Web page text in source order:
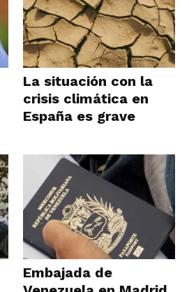
La situación con la
crisis climática en
España es grave
Embajada de